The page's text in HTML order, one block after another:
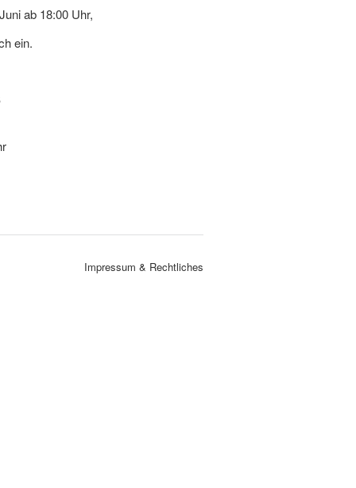
ab 18:00 Uhr,
ein.
Impressum & Rechtliches